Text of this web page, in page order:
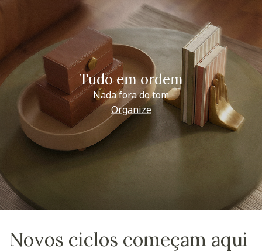
Tudo em ordem
Nada fora do tom
Organize
Novos ciclos começam aqui